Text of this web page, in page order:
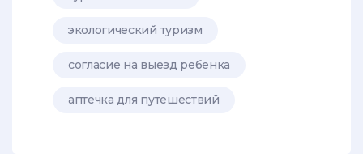
экологический туризм
согласие на выезд ребенка
аптечка для путешествий